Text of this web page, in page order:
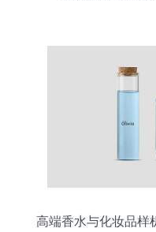
高端香水与化妆品样